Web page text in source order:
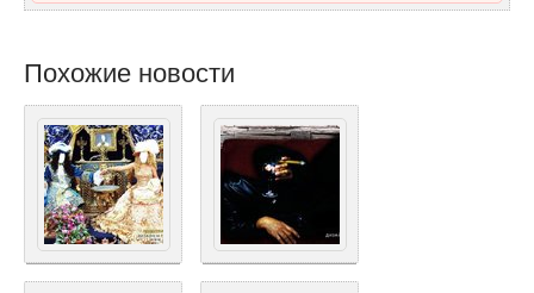
Похожие новости